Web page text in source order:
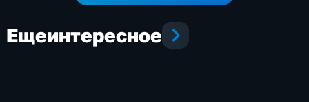
Ещеинтересное